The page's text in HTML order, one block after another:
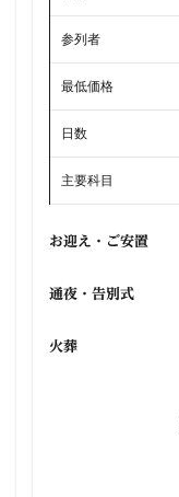
参列者
最低価格
日数
主要科目
お迎え・ご安置
通夜・告別式
火葬